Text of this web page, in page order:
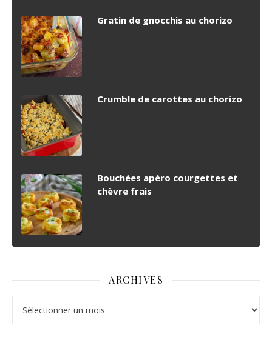
Gratin de gnocchis au chorizo
Crumble de carottes au chorizo
Bouchées apéro courgettes et
chèvre frais
ARCHIVES